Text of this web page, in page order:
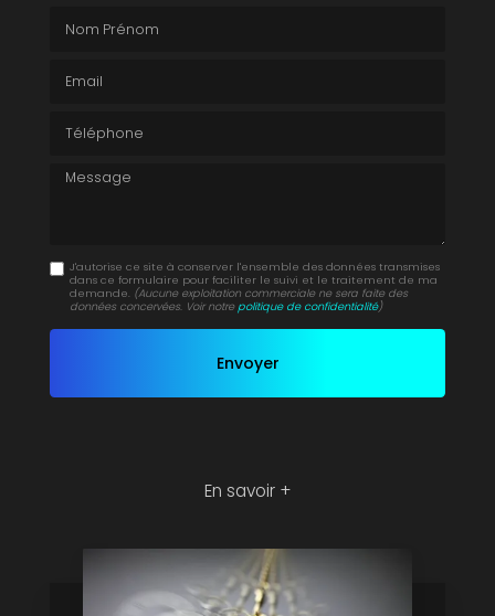
Message
J'autorise ce site à conserver l'ensemble des données transmises
dans ce formulaire pour faciliter le suivi et le traitement de ma
demande. (Aucune exploitation commerciale ne sera faite des
données concervées. Voir notrepolitique de confidentialité)
En savoir +